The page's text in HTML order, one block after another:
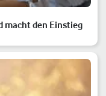
macht den Einstieg